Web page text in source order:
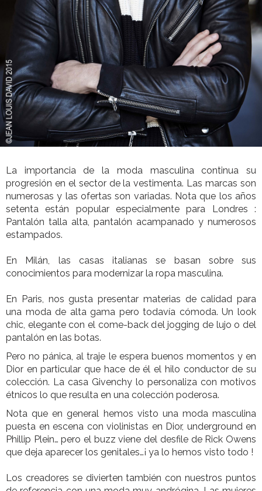
La importancia de la moda masculina continua su
progresión en el sector de la vestimenta. Las marcas son
numerosas y las ofertas son variadas. Nota que los años
setenta están popular especialmente para Londres :
Pantalón talla alta, pantalón acampanado y numerosos
estampados.
En Milán, las casas italianas se basan sobre sus
conocimientos para modernizar la ropa masculina.
En Paris, nos gusta presentar materias de calidad para
una moda de alta gama pero todavía cómoda. Un look
chic, elegante con el come-back del jogging de lujo o del
pantalón en las botas.
Pero no pánica, al traje le espera buenos momentos y en
Dior en particular que hace de él el hilo conductor de su
colección. La casa Givenchy lo personaliza con motivos
étnicos lo que resulta en una colección poderosa.
Nota que en general hemos visto una moda masculina
puesta en escena con violinistas en Dior, underground en
Phillip Plein… pero el buzz viene del desfile de Rick Owens
que deja aparecer los genitales…¡ ya lo hemos visto todo !
Los creadores se divierten también con nuestros puntos